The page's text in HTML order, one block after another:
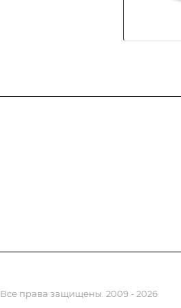
. Все права защищены. 2009 - 2026